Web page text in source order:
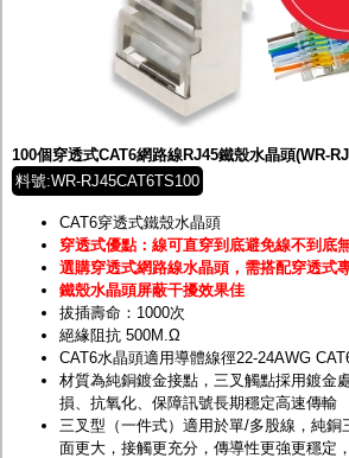
100個穿透式CAT6網路線RJ45鐵殼水晶頭(WR-
料號:WR-RJ45CAT6TS100
CAT6穿透式鐵殼水晶頭
穿透式優點：線可直穿到底避免線不到底
選購穿透式網路線水晶頭，需搭配穿透式
鐵殼水晶頭屏蔽干擾效果佳
拔插壽命：1000次
絕緣阻抗 500M.Ω
CAT6水晶頭適用導體線徑22-24AWG
材質為純銅鍍金接點，三叉觸點採用鍍金
損、抗氧化、保障訊號長期穩定高速傳輸
三叉型（一件式）適用於單/多股線，純銅
面更大，接觸更充分，傳導性更強更穩定